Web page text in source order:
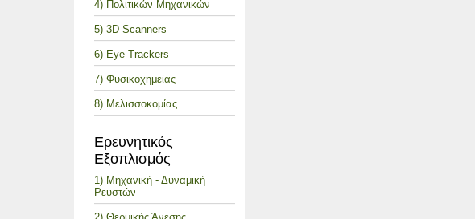
4) Πολιτικών Μηχανικών
5) 3D Scanners
6) Eye Trackers
7) Φυσικοχημείας
8) Μελισσοκομίας
Ερευνητικός
Εξοπλισμός
1) Μηχανική - Δυναμική
Ρευστών